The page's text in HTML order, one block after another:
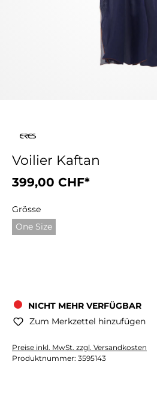
Voilier Kaftan
399,00 CHF*
Grösse
One Size
NICHT MEHR VERFÜGBAR
Zum Merkzettel hinzufügen
Preise inkl. MwSt. zzgl. Versandkosten
Produktnummer: 3595143